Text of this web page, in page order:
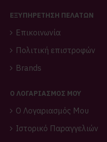
ΕΞΥΠΗΡΕΤΗΣΗ ΠΕΛΑΤΩΝ
Επικοινωνία
Πολιτική επιστροφών
Brands
O ΛΟΓΑΡΙΑΣΜΌΣ ΜΟΥ
O Λογαριασμός Μου
Ιστορικό Παραγγελιών